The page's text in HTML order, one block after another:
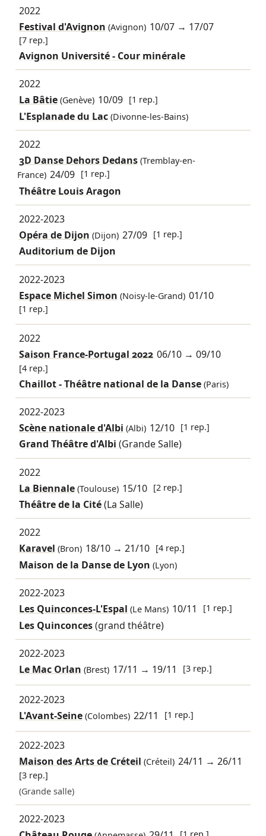
2022
Festival d'Avignon (Avignon) 10/07 → 17/07
[7 rep.]
Avignon Université - Cour minérale
2022
La Bâtie(Genève) 10/09 [1 rep.]
L'Esplanade du Lac (Divonne-les-Bains)
2022
3D Danse Dehors Dedans(Tremblay-en-
France) 24/09 [1 rep.]
Théâtre Louis Aragon
2022-2023
Opéra de Dijon (Dijon) 27/09 [1 rep.]
Auditorium de Dijon
2022-2023
Espace Michel Simon (Noisy-le-Grand) 01/10
[1 rep.]
2022
Saison France-Portugal 2022 06/10 →09/10
[4 rep.]
Chaillot - Théâtre national de la Danse (Paris)
2022-2023
Scène nationale d'Albi (Albi) 12/10 [1 rep.]
Grand Théâtre d'Albi (Grande Salle)
2022
La Biennale(Toulouse) 15/10 [2 rep.]
Théâtre de la Cité(La Salle)
2022
Karavel (Bron) 18/10 →21/10 [4 rep.]
Maison de la Danse de Lyon (Lyon)
2022-2023
Les Quinconces-L'Espal (Le Mans) 10/11 [1 rep.]
Les Quinconces(grand théâtre)
2022-2023
Le Mac Orlan (Brest) 17/11 → 19/11 [3 rep.]
2022-2023
L'Avant-Seine(Colombes) 22/11 [1 rep.]
2022-2023
Maison des Arts de Créteil (Créteil) 24/11 →26/11
[3 rep.]
(Grande salle)
2022-2023